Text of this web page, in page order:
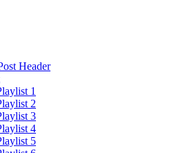
Header
1
2
3
4
5